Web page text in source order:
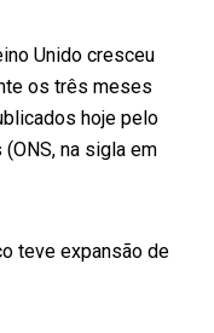
Unido cresceu
os três meses
hoje pelo
na sigla em
teve expansão de